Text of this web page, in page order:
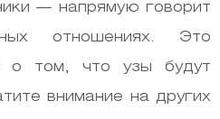
— напрямую говорит
отношениях. Это
о том, что узы будут
внимание на других